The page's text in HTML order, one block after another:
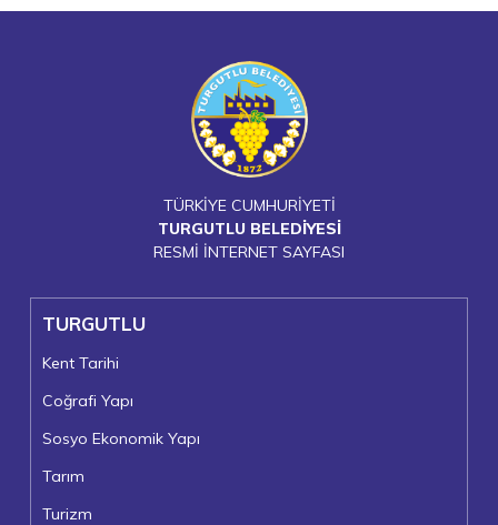
TÜRKİYE CUMHURİYETİ
TURGUTLU BELEDİYESİ
RESMİ İNTERNET SAYFASI
TURGUTLU
Kent Tarihi
Coğrafi Yapı
Sosyo Ekonomik Yapı
Tarım
Turizm